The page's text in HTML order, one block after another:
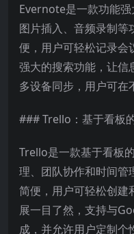
Evernote是一款功能强
图片插入、音频录制等
便，用户可轻松记录会
强大的搜索功能，让
多设备同步，用户可在
### Trello：基于看板
Trello是一款基于看板
理、团队协作和时间管
简便，用户可轻松创建
展一目了然，支持与
成，并允许用户定制个